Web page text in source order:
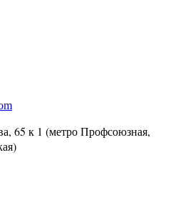
65 к 1 (метро Профсоюзная,